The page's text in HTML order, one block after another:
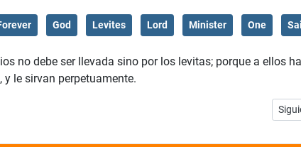
God Levites Lord Minister One
no debe ser llevada sino por los levitas; porque a ellos ha
le sirvan perpetuamente.